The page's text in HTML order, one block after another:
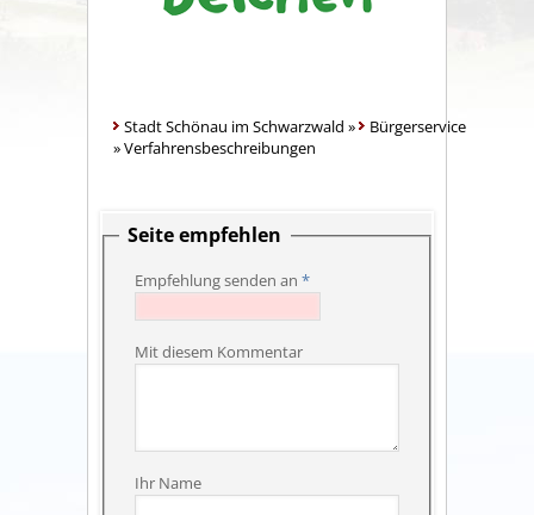
Stadt Schönau im Schwarzwald »
Bürgerservice
»Verfahrensbeschreibungen
Seite empfehlen
Empfehlung senden an *
Mit diesem Kommentar
Ihr Name